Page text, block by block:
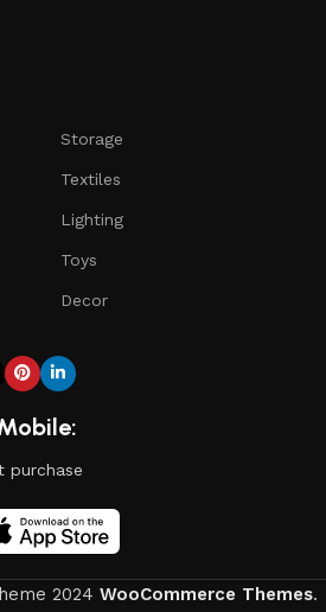
Storage
Textiles
Lighting
Toys
Decor
purchase
2024 WooCommerce Themes.